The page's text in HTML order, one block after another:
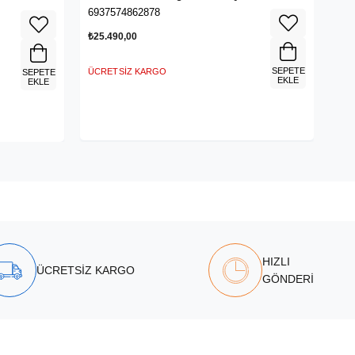
SEPETE
EKLE
6937574862878
₺25.490,00
ÜCRETSIZ KARGO
SEPETE
EKLE
ÜCRETSİZ KARGO
HIZLI
GÖNDERİ